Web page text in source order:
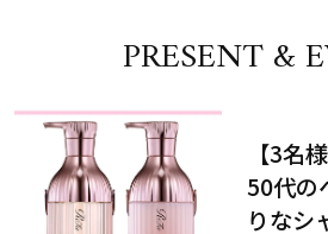
PRESENT &
【3名
50代の
りなシ